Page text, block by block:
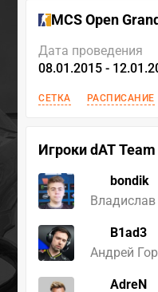
MCS Open
Дата проведения
08.01.2015 -
СЕТКА РАСПИСАНИЕ
Игроки dAT Team
bondik
B1ad3
Андрей
AdreN